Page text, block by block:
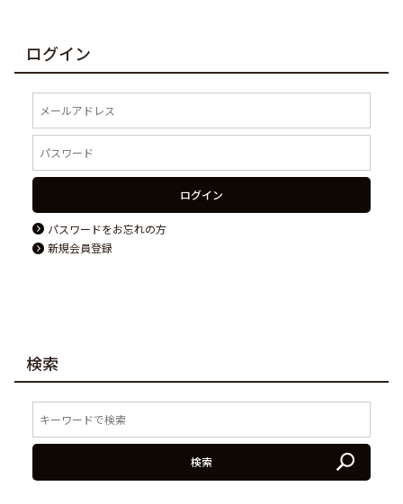
ログイン
ログイン
パスワードをお忘れの方
新規会員登録
検索
検索